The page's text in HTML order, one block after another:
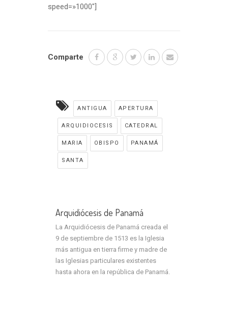
speed=»1000″]
Comparte
ANTIGUA APERTURA
ARQUIDIOCESIS CATEDRAL
MARIA OBISPO PANAMÁ
SANTA
Arquidiócesis de Panamá
La Arquidiócesis de Panamá creada el
9 de septiembre de 1513 es la Iglesia
más antigua en tierra firme y madre de
las Iglesias particulares existentes
hasta ahora en la república de Panamá.